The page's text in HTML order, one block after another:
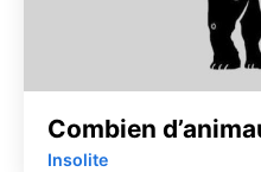
Combien
Insolite